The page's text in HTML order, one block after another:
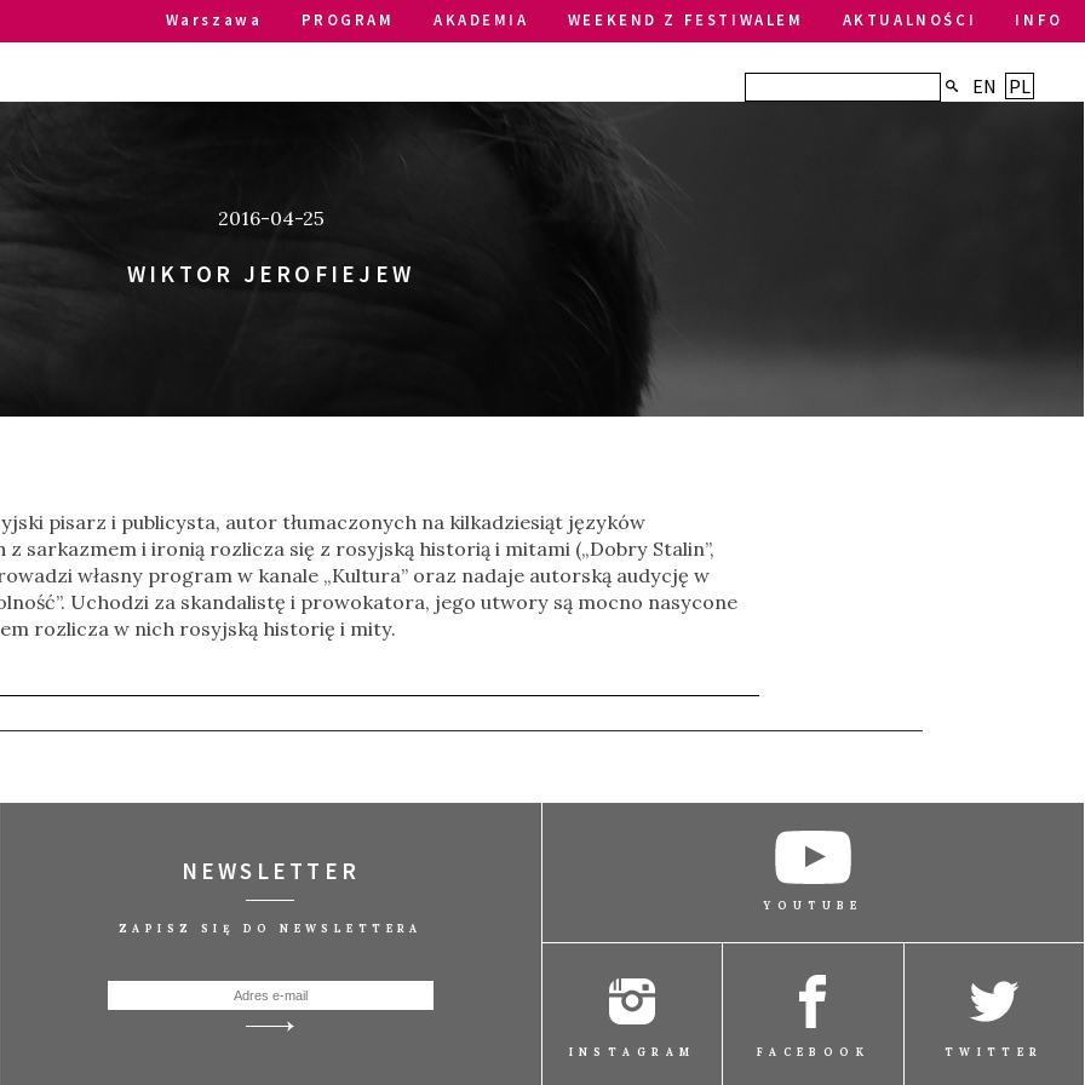
Warszawa PROGRAM AKADEMIA WEEKEND Z FESTIWALEM AKTUALNOŚCI INFO
EN PL
2016-04-25
WIKTOR JEROFIEJEW
pisarz i publicysta, autor tłumaczonych na kilkadziesiąt języków
sarkazmem i ironią rozlicza się z rosyjską historią i mitami („Dobry Stalin”,
własny program w kanale „Kultura” oraz nadaje autorską audycję w
Uchodzi za skandalistę i prowokatora, jego utwory są mocno nasycone
rozlicza w nich rosyjską historię i mity.
NEWSLETTER
ZAPISZ SIĘ DO NEWSLETTERA
YOUTUBE
INSTAGRAM FACEBOOK TWITTER